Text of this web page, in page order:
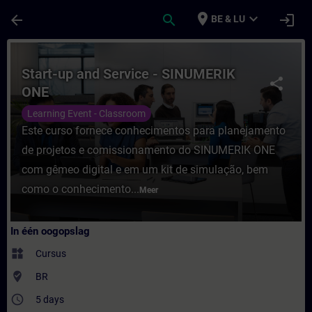
arrow_back search place BE & LU expand_more login
Cursus - Start-up and Service -
share
Start-up and Service - SINUMERIK
ONE
Learning Event - Classroom
Este curso fornece conhecimentos para planejamento
de projetos e comissionamento do SINUMERIK ONE
com gêmeo digital e em um kit de simulação, bem
como o conhecimento... Meer
In één oogopslag
widgets Cursus
where_to_vote BR
access_time 5 days